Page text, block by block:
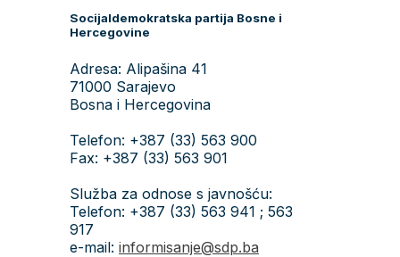
Socijaldemokratska partija Bosne i
Hercegovine
Adresa: Alipašina 41
71000 Sarajevo
Bosna i Hercegovina
Telefon: +387 (33) 563 900
Fax: +387 (33) 563 901
Služba za odnose s javnošću:
Telefon: +387 (33) 563 941 ; 563
917
e-mail: informisanje@sdp.ba